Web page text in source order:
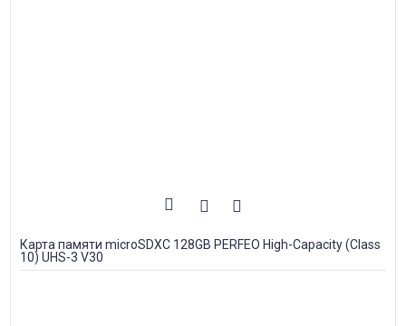
Карта памяти microSDXC 128GB PERFEO High-Capacity (Class
10) UHS-3 V30